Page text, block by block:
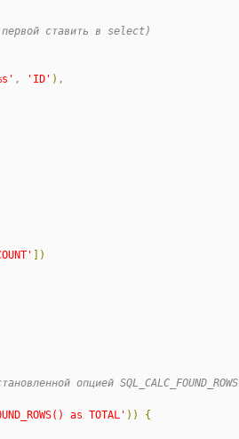
первой ставить в select)
' , ' ID ' ) ,
' ] )
опцией SQL_CALC_FOUND_ROWS
as TOTAL ' ) )
{